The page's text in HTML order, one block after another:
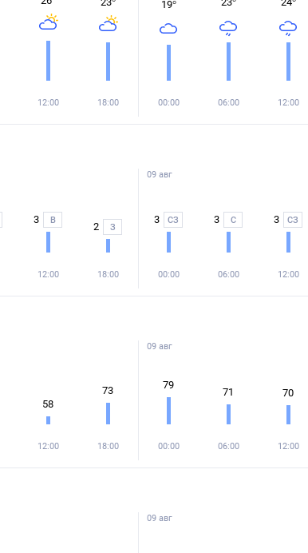
12:00 18:00
19°
00:00 06:00 12:00
3 В
12:00
2 З
18:00
09 авг
3 СЗ
00:00
3 С
06:00
3 СЗ
12:00
58
12:00
73
18:00
09 авг
79
00:00
71
06:00
70
12:00
09 авг